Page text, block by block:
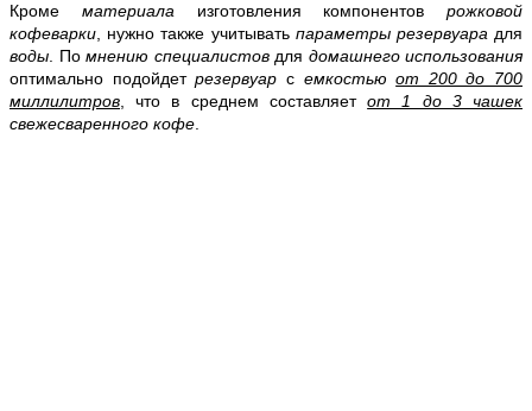
Кроме материала изготовления компонентов рожковой
кофеварки, нужно также учитывать параметры резервуарадля
воды. Помнению специалистовдля домашнего использования
оптимально подойдетрезервуар с емкостьюот 200 до 700
миллилитров, что в среднем составляетот 1 до 3 чашек
свежесваренного кофе.